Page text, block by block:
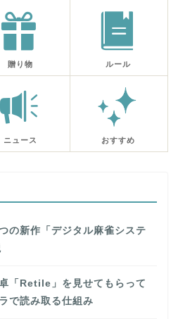
贈り物 ルール
ニュース おすすめ
の新作「デジタル麻雀システ
「Retile」を見せてもらって
で読み取る仕組み